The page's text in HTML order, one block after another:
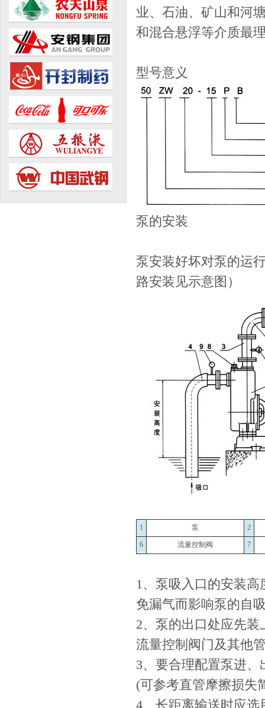
业、石油、矿山和河
和混合悬浮等介质最
型号意义
泵的安装
泵安装好坏对泵的运
路安装见示意图）
1 泵 2
6 流量控制阀 7
1、泵吸入口的安装
免漏气而影响泵的自
2、泵的出口处应先
流量控制阀门及其他
3、要合理配置泵进
(可参考直管摩擦损失
4、长距离输送时应